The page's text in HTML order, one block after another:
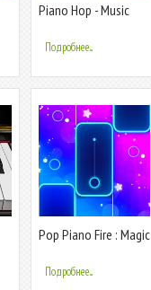
Piano Hop - Music
Подробнее...
Pop Piano Fire : Magic
Подробнее...